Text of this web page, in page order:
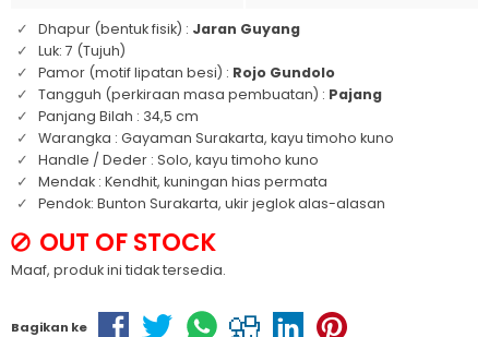
Dhapur (bentuk fisik) : Jaran Guyang
Luk: 7 (Tujuh)
Pamor (motif lipatan besi) : Rojo Gundolo
Tangguh (perkiraan masa pembuatan) : Pajang
Panjang Bilah : 34,5 cm
Warangka : Gayaman Surakarta, kayu timoho kuno
Handle / Deder : Solo, kayu timoho kuno
Mendak : Kendhit, kuningan hias permata
Pendok: Bunton Surakarta, ukir jeglok alas-alasan
OUT OF STOCK
Maaf, produk ini tidak tersedia.
Bagikan ke